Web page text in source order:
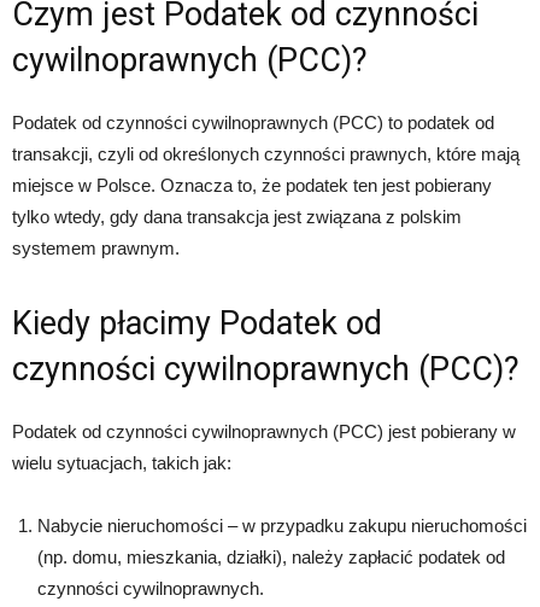
Czym jest Podatek od czynności
cywilnoprawnych (PCC)?
Podatek od czynności cywilnoprawnych (PCC) to podatek od
transakcji, czyli od określonych czynności prawnych, które mają
miejsce w Polsce. Oznacza to, że podatek ten jest pobierany
tylko wtedy, gdy dana transakcja jest związana z polskim
systemem prawnym.
Kiedy płacimy Podatek od
czynności cywilnoprawnych (PCC)?
Podatek od czynności cywilnoprawnych (PCC) jest pobierany w
wielu sytuacjach, takich jak:
Nabycie nieruchomości – w przypadku zakupu nieruchomości
(np. domu, mieszkania, działki), należy zapłacić podatek od
czynności cywilnoprawnych.